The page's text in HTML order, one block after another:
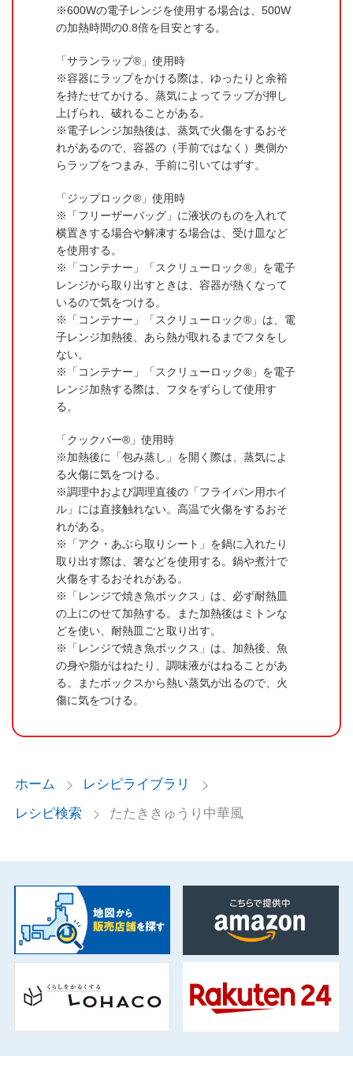
600Wの電子レンジを使用する場合は、500W
の加熱時間の0.8倍を目安とする。
「サランラップ®」使用時
容器にラップをかける際は、ゆったりと余裕
を持たせてかける。蒸気によってラップが押し
上げられ、破れることがある。
電子レンジ加熱後は、蒸気で火傷をするおそ
れがあるので、容器の（手前ではなく）奥側か
らラップをつまみ、手前に引いてはずす。
「ジップロック®」使用時
「フリーザーバッグ」に液状のものを入れて
横置きする場合や解凍する場合は、受け皿など
を使用する。
「コンテナー」「スクリューロック®」を電子
レンジから取り出すときは、容器が熱くなって
いるので気をつける。
「コンテナー」「スクリューロック®」は、電
子レンジ加熱後、あら熱が取れるまでフタをし
ない。
「コンテナー」「スクリューロック®」を電子
レンジ加熱する際は、フタをずらして使用す
る。
「クックパー®」使用時
加熱後に「包み蒸し」を開く際は、蒸気によ
る火傷に気をつける。
調理中および調理直後の「フライパン用ホイ
ル」には直接触れない。高温で火傷をするおそ
れがある。
「アク・あぶら取りシート」を鍋に入れたり
取り出す際は、箸などを使用する。鍋や煮汁で
火傷をするおそれがある。
「レンジで焼き魚ボックス」は、必ず耐熱皿
の上にのせて加熱する。また加熱後はミトンな
どを使い、耐熱皿ごと取り出す。
「レンジで焼き魚ボックス」は、加熱後、魚
の身や脂がはねたり、調味液がはねることがあ
る。またボックスから熱い蒸気が出るので、火
傷に気をつける。
ホーム
レシピライブラリ
レシピ検索
たたききゅうり中華風